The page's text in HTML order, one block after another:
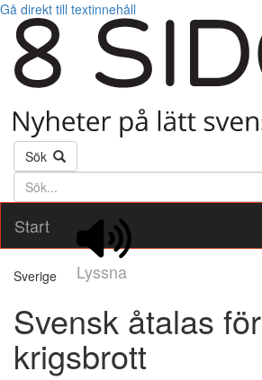
Gå direkt till textinnehåll
Sök
Söktext
Start
Lyssna
Sverige
Svensk åtalas för
krigsbrott